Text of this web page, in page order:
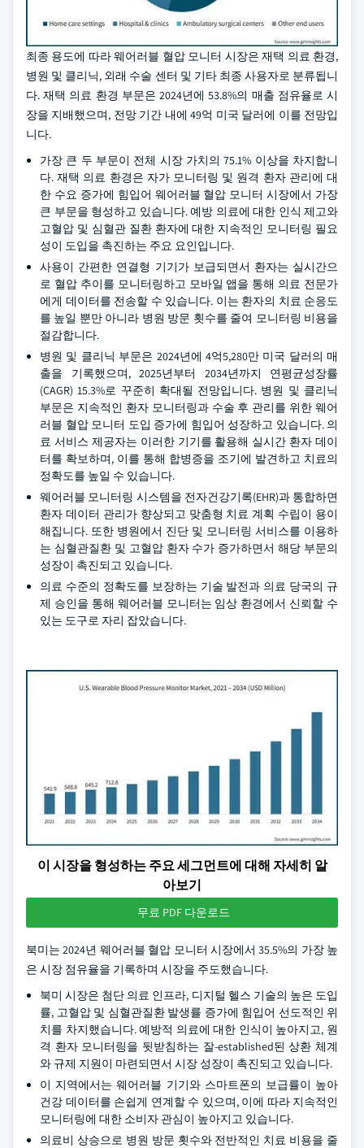
최종 용도에 따라 웨어러블 혈압 모니터 시장은 재택 의료 환경,
병원 및 클리닉, 외래 수술 센터 및 기타 최종 사용자로 분류됩니
다. 재택 의료 환경 부문은 2024년에 53.8%의 매출 점유율로 시
장을 지배했으며, 전망 기간 내에 49억 미국 달러에 이를 전망입
니다.
가장 큰 두 부문이 전체 시장 가치의 75.1% 이상을 차지합니
다. 재택 의료 환경은 자가 모니터링 및 원격 환자 관리에 대
한 수요 증가에 힘입어 웨어러블 혈압 모니터 시장에서 가장
큰 부문을 형성하고 있습니다. 예방 의료에 대한 인식 제고와
고혈압 및 심혈관 질환 환자에 대한 지속적인 모니터링 필요
성이 도입을 촉진하는 주요 요인입니다.
사용이 간편한 연결형 기기가 보급되면서 환자는 실시간으
로 혈압 추이를 모니터링하고 모바일 앱을 통해 의료 전문가
에게 데이터를 전송할 수 있습니다. 이는 환자의 치료 순응도
를 높일 뿐만 아니라 병원 방문 횟수를 줄여 모니터링 비용을
절감합니다.
병원 및 클리닉 부문은 2024년에 4억5,280만 미국 달러의 매
출을 기록했으며, 2025년부터 2034년까지 연평균성장률
(CAGR) 15.3%로 꾸준히 확대될 전망입니다. 병원 및 클리닉
부문은 지속적인 환자 모니터링과 수술 후 관리를 위한 웨어
러블 혈압 모니터 도입 증가에 힘입어 성장하고 있습니다. 의
료 서비스 제공자는 이러한 기기를 활용해 실시간 환자 데이
터를 확보하며, 이를 통해 합병증을 조기에 발견하고 치료의
정확도를 높일 수 있습니다.
웨어러블 모니터링 시스템을 전자건강기록(EHR)과 통합하면
환자 데이터 관리가 향상되고 맞춤형 치료 계획 수립이 용이
해집니다. 또한 병원에서 진단 및 모니터링 서비스를 이용하
는 심혈관질환 및 고혈압 환자 수가 증가하면서 해당 부문의
성장이 촉진되고 있습니다.
의료 수준의 정확도를 보장하는 기술 발전과 의료 당국의 규
제 승인을 통해 웨어러블 모니터는 임상 환경에서 신뢰할 수
있는 도구로 자리 잡았습니다.
이 시장을 형성하는 주요 세그먼트에 대해 자세히 알
아보기
무료 PDF 다운로드
북미는 2024년 웨어러블 혈압 모니터 시장에서 35.5%의 가장 높
은 시장 점유율을 기록하며 시장을 주도했습니다.
북미 시장은 첨단 의료 인프라, 디지털 헬스 기술의 높은 도입
률, 고혈압 및 심혈관질환 발생률 증가에 힘입어 선도적인 위
치를 차지했습니다. 예방적 의료에 대한 인식이 높아지고, 원
격 환자 모니터링을 뒷받침하는 잘-established된 상환 체계
와 규제 지원이 마련되면서 시장 성장이 촉진되고 있습니다.
이 지역에서는 웨어러블 기기와 스마트폰의 보급률이 높아
건강 데이터를 손쉽게 연계할 수 있으며, 이에 따라 지속적인
모니터링에 대한 소비자 관심이 높아지고 있습니다.
의료비 상승으로 병원 방문 횟수와 전반적인 치료 비용을 줄